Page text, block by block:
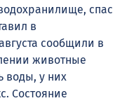
спас
в
сообщили в
животные
воды, у них
Состояние